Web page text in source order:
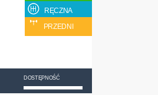
RĘCZNA
PRZEDNI
DOSTĘPNOŚĆ